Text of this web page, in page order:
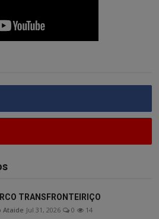
TRANSFRONTEIRIÇO
Ataide Jul 31, 2026 0 14